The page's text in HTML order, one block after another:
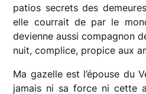
patios secrets des
elle courrait de par le
devienne aussi compagnon
nuit, complice, propice aux
Ma gazelle est l’épouse du
jamais ni sa force ni cette